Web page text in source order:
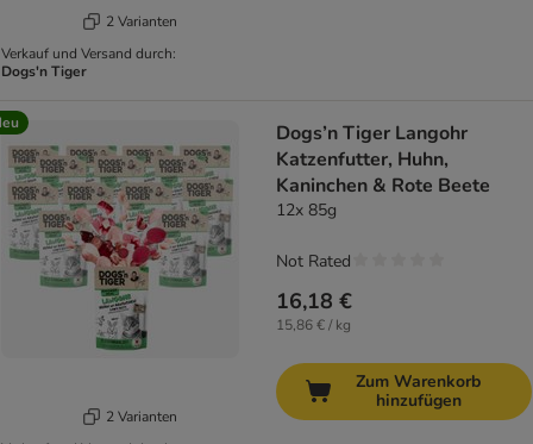
2 Varianten
Verkauf und Versand durch:
Dogs'n Tiger
2 Varianten
Dogs’n Tiger Langohr
Katzenfutter, Huhn,
Kaninchen & Rote Beete
12x 85g
16,18 €
15,86 € / kg
Not Rated
Zum Warenkorb
hinzufügen